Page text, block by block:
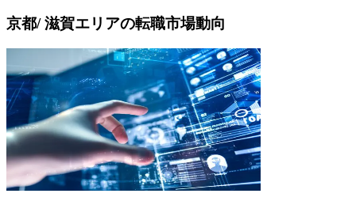
京都/ 滋賀エリアの転職市場動向